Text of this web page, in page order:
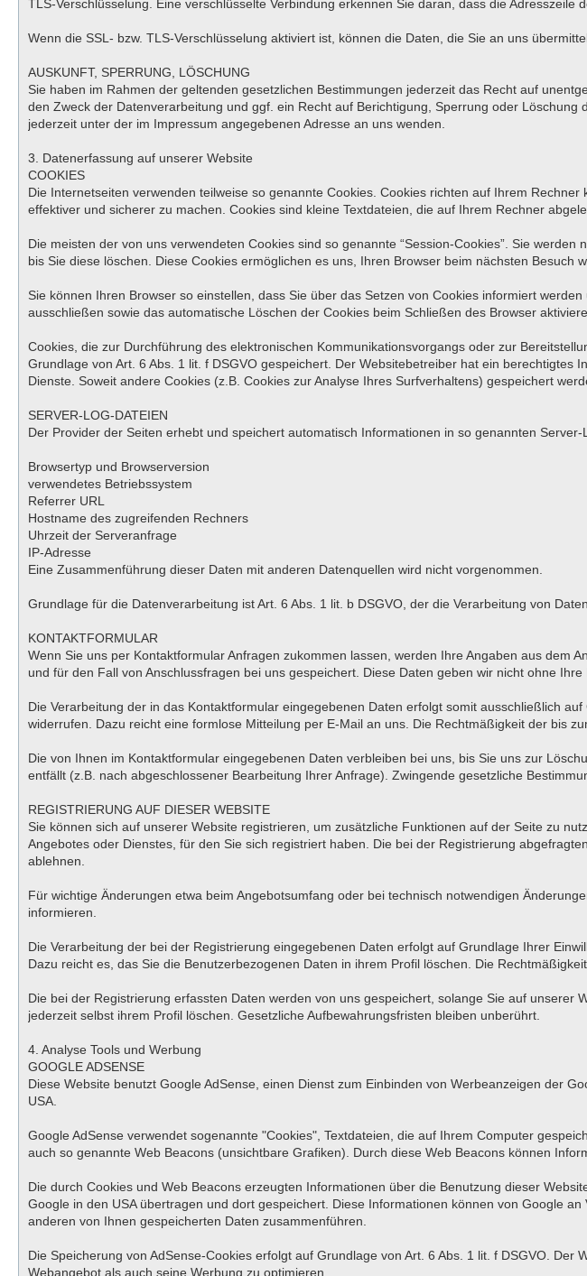
TLS-Verschlüsselung. Eine verschlüsselte Verbindung erkennen Sie daran, dass die Adresszeile
Wenn die SSL- bzw. TLS-Verschlüsselung aktiviert ist, können die Daten, die Sie an uns
AUSKUNFT, SPERRUNG, LÖSCHUNG
Sie haben im Rahmen der geltenden gesetzlichen Bestimmungen jederzeit das Recht auf
den Zweck der Datenverarbeitung und ggf. ein Recht auf Berichtigung, Sperrung oder
jederzeit unter der im Impressum angegebenen Adresse an uns wenden.
3. Datenerfassung auf unserer Website
COOKIES
Die Internetseiten verwenden teilweise so genannte Cookies. Cookies richten auf Ihrem
effektiver und sicherer zu machen. Cookies sind kleine Textdateien, die auf Ihrem Rechner
Die meisten der von uns verwendeten Cookies sind so genannte “Session-Cookies”. Sie
bis Sie diese löschen. Diese Cookies ermöglichen es uns, Ihren Browser beim nächsten Besuch
Sie können Ihren Browser so einstellen, dass Sie über das Setzen von Cookies informiert
ausschließen sowie das automatische Löschen der Cookies beim Schließen des Browser
Cookies, die zur Durchführung des elektronischen Kommunikationsvorgangs oder zur
Grundlage von Art. 6 Abs. 1 lit. f DSGVO gespeichert. Der Websitebetreiber hat ein
Dienste. Soweit andere Cookies (z.B. Cookies zur Analyse Ihres Surfverhaltens) gespeichert
SERVER-LOG-DATEIEN
Der Provider der Seiten erhebt und speichert automatisch Informationen in so genannten
Browsertyp und Browserversion
verwendetes Betriebssystem
Referrer URL
Hostname des zugreifenden Rechners
Uhrzeit der Serveranfrage
IP-Adresse
Eine Zusammenführung dieser Daten mit anderen Datenquellen wird nicht vorgenommen.
Grundlage für die Datenverarbeitung ist Art. 6 Abs. 1 lit. b DSGVO, der die Verarbeitung von
KONTAKTFORMULAR
Wenn Sie uns per Kontaktformular Anfragen zukommen lassen, werden Ihre Angaben aus dem
und für den Fall von Anschlussfragen bei uns gespeichert. Diese Daten geben wir nicht ohne Ihre
Die Verarbeitung der in das Kontaktformular eingegebenen Daten erfolgt somit ausschließlich
widerrufen. Dazu reicht eine formlose Mitteilung per E-Mail an uns. Die Rechtmäßigkeit der bis
Die von Ihnen im Kontaktformular eingegebenen Daten verbleiben bei uns, bis Sie uns zur
entfällt (z.B. nach abgeschlossener Bearbeitung Ihrer Anfrage). Zwingende gesetzliche
REGISTRIERUNG AUF DIESER WEBSITE
Sie können sich auf unserer Website registrieren, um zusätzliche Funktionen auf der Seite zu
Angebotes oder Dienstes, für den Sie sich registriert haben. Die bei der Registrierung
ablehnen.
Für wichtige Änderungen etwa beim Angebotsumfang oder bei technisch notwendigen
informieren.
Die Verarbeitung der bei der Registrierung eingegebenen Daten erfolgt auf Grundlage Ihrer
Dazu reicht es, das Sie die Benutzerbezogenen Daten in ihrem Profil löschen. Die
Die bei der Registrierung erfassten Daten werden von uns gespeichert, solange Sie auf
jederzeit selbst ihrem Profil löschen. Gesetzliche Aufbewahrungsfristen bleiben unberührt.
4. Analyse Tools und Werbung
GOOGLE ADSENSE
Diese Website benutzt Google AdSense, einen Dienst zum Einbinden von Werbeanzeigen der
USA.
Google AdSense verwendet sogenannte "Cookies", Textdateien, die auf Ihrem Computer
auch so genannte Web Beacons (unsichtbare Grafiken). Durch diese Web Beacons können
Die durch Cookies und Web Beacons erzeugten Informationen über die Benutzung dieser
Google in den USA übertragen und dort gespeichert. Diese Informationen können von Google
anderen von Ihnen gespeicherten Daten zusammenführen.
Die Speicherung von AdSense-Cookies erfolgt auf Grundlage von Art. 6 Abs. 1 lit. f DSGVO.
Webangebot als auch seine Werbung zu optimieren.